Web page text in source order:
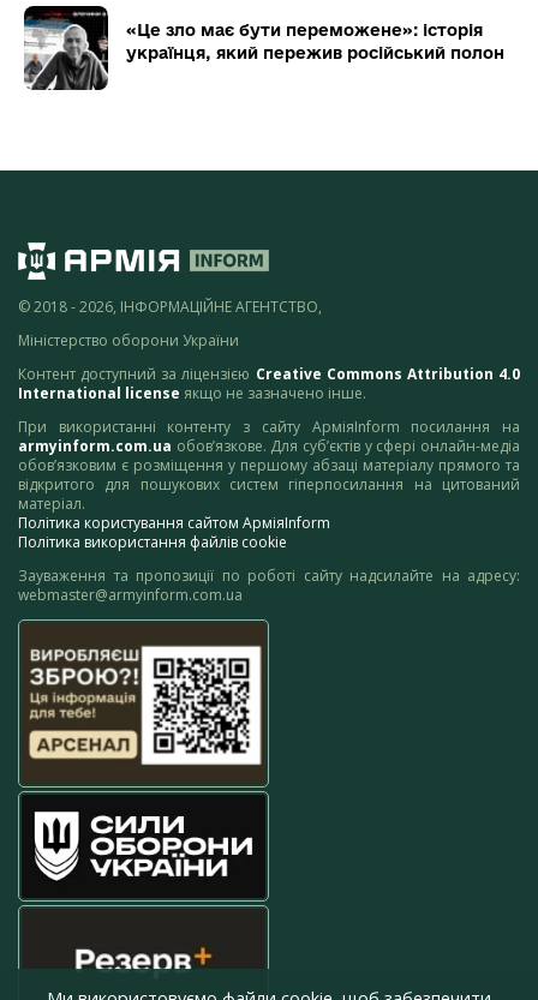
«Це зло має бути переможене»: історія
українця, який пережив російський полон
© 2018 - 2026, ІНФОРМАЦІЙНЕ АГЕНТСТВО,
Міністерство оборони України
Контент доступний за ліцензією Creative Commons Attribution 4.0
International license якщо не зазначено інше.
При використанні контенту з сайту АрміяInform посилання на
armyinform.com.ua обов’язкове. Для суб’єктів у сфері онлайн-медіа
обов’язковим є розміщення у першому абзаці матеріалу прямого та
відкритого для пошукових систем гіперпосилання на цитований
матеріал.
Політика користування сайтом АрміяInform
Політика використання файлів cookie
Зауваження та пропозиції по роботі сайту надсилайте на адресу:
webmaster@armyinform.com.ua